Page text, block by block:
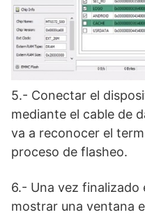
5.- Conectar el
mediante el cable de
va a reconocer el
proceso de flasheo.
6.- Una vez finalizado
mostrar una ventana